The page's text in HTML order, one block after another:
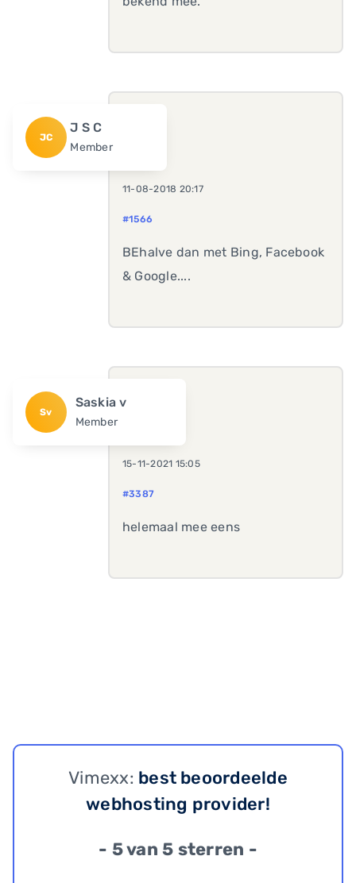
JC
J S C
Member
11-08-2018 20:17
#1566
BEhalve dan met Bing, Facebook
& Google....
Sv
Saskia v
Member
15-11-2021 15:05
#3387
helemaal mee eens
Vimexx: best beoordeelde
webhosting provider!
- 5 van 5 sterren -